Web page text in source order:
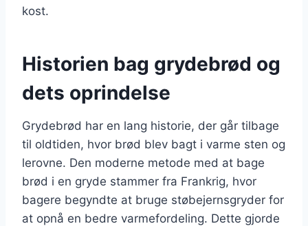
kost.
Historien bag grydebrød og
dets oprindelse
Grydebrød har en lang historie, der går tilbage
til oldtiden, hvor brød blev bagt i varme sten og
lerovne. Den moderne metode med at bage
brød i en gryde stammer fra Frankrig, hvor
bagere begyndte at bruge støbejernsgryder for
at opnå en bedre varmefordeling. Dette gjorde